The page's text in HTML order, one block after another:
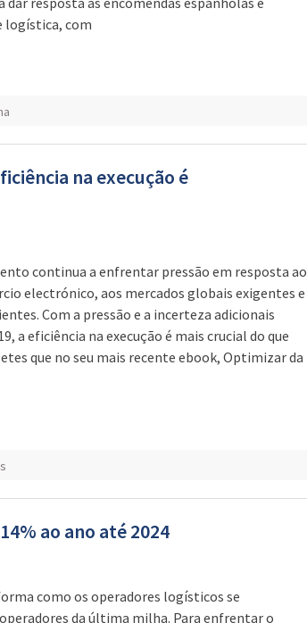
logística, com
na execução é
continua a enfrentar pressão em resposta ao
electrónico, aos mercados globais exigentes e
Com a pressão e a incerteza adicionais
a eficiência na execução é mais crucial do que
que no seu mais recente ebook, Optimizar da
ao ano até 2024
como os operadores logísticos se
da última milha. Para enfrentar o